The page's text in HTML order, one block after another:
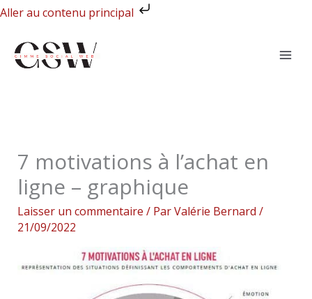
Aller au contenu principal
Aller
contenu
7 motivations à l’achat en
ligne – graphique
Laisser un commentaire / ParValérie Bernard /
21/09/2022